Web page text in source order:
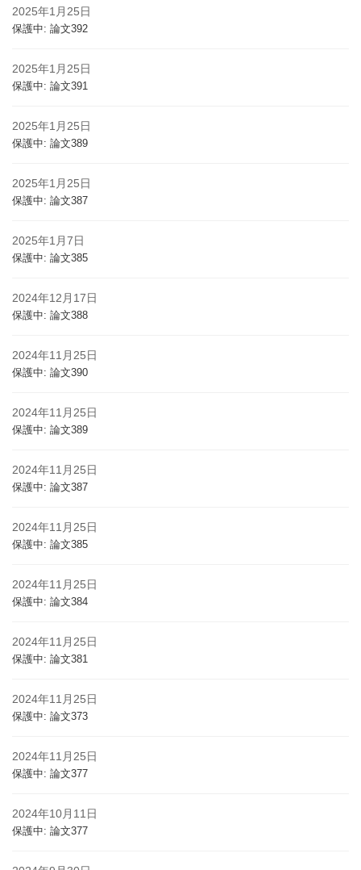
2025年1月25日
保護中: 論文392
2025年1月25日
保護中: 論文391
2025年1月25日
保護中: 論文389
2025年1月25日
保護中: 論文387
2025年1月7日
保護中: 論文385
2024年12月17日
保護中: 論文388
2024年11月25日
保護中: 論文390
2024年11月25日
保護中: 論文389
2024年11月25日
保護中: 論文387
2024年11月25日
保護中: 論文385
2024年11月25日
保護中: 論文384
2024年11月25日
保護中: 論文381
2024年11月25日
保護中: 論文373
2024年11月25日
保護中: 論文377
2024年10月11日
保護中: 論文377